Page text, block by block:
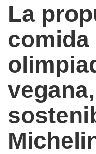
La
comida
vegana,